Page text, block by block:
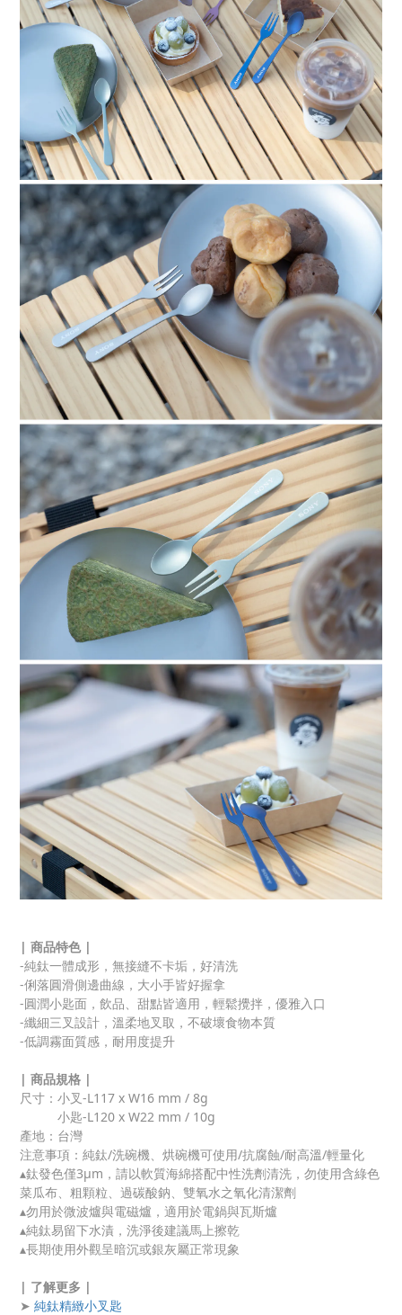
| 商品特色 |
-純鈦一體成形，無接縫不卡垢，好清洗
-俐落圓滑側邊曲線，大小手皆好握拿
-圓潤小匙面，飲品、甜點皆適用，輕鬆攪拌，優雅入口
-纖細三叉設計，溫柔地叉取，不破壞食物本質
-低調霧面質感，耐用度提升
| 商品規格 |
尺寸：小叉-L117 x W16 mm / 8g
小匙-L120 x W22 mm / 10g
產地：台灣
注意事項：純鈦/洗碗機、烘碗機可使用/抗腐蝕/耐高溫/輕量化
▴鈦發色僅3μm，請以軟質海綿搭配中性洗劑清洗，勿使用含綠色
菜瓜布、粗顆粒、過碳酸鈉、雙氧水之氧化清潔劑
▴勿用於微波爐與電磁爐，適用於電鍋與瓦斯爐
▴純鈦易留下水漬，洗淨後建議馬上擦乾
▴長期使用外觀呈暗沉或銀灰屬正常現象
| 了解更多 |
➤ 純鈦精緻小叉匙